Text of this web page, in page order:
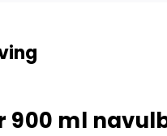
900 ml